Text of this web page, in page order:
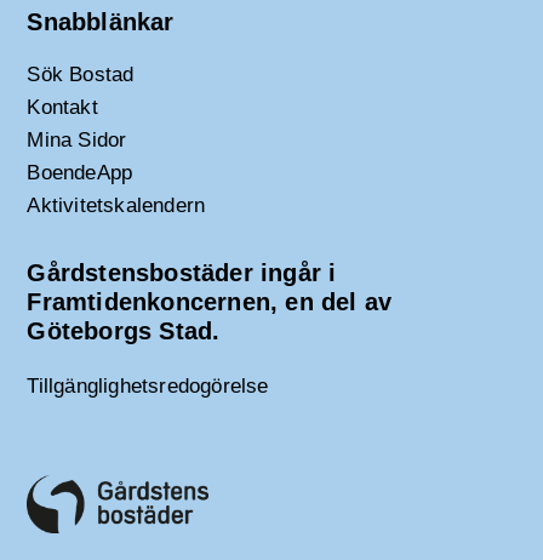
Snabblänkar
Sök Bostad
Kontakt
Mina Sidor
BoendeApp
Aktivitetskalendern
Gårdstensbostäder ingår i
Framtidenkoncernen, en del av
Göteborgs Stad.
Tillgänglighetsredogörelse